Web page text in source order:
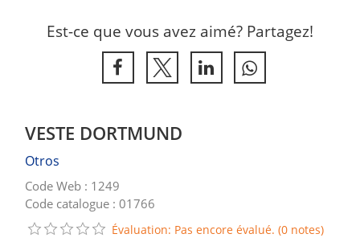
Est-ce que vous avez aimé? Partagez!
VESTE DORTMUND
Otros
Code Web : 1249
Code catalogue : 01766
Évaluation: Pas encore évalué. (0 notes)